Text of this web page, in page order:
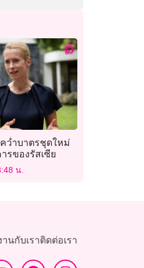
ว่ำบาตรชุดใหม่
รของรัสเซีย
น.
านกับเราติดต่อเรา